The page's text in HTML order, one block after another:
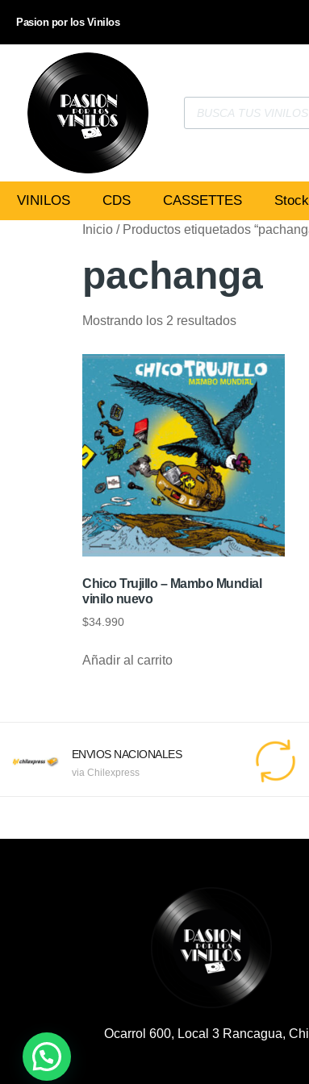
Pasion por los Vinilos
VINILOS CDS CASSETTES
Inicio / Productos etiquetados
pachanga
Mostrando los 2 resultados
Chico Trujillo – Mambo Mundial
vinilo nuevo
$34.990
Añadir al carrito
ENVIOS NACIONALES
via Chilexpress
Ocarrol 600, Local 3 Rancagua,